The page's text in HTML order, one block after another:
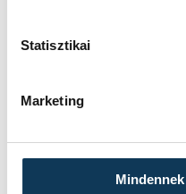
Statisztikai
Marketing